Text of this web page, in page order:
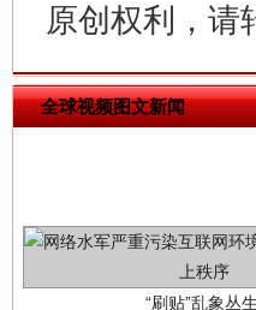
原创权利，请
全球视频图文新闻